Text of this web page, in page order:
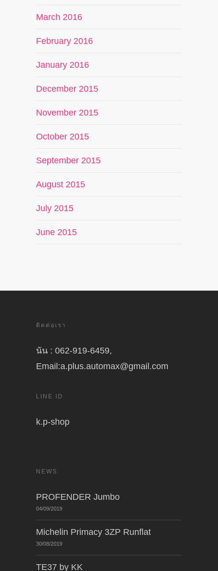
March 2016
February 2016
January 2016
December 2015
November 2015
October 2015
September 2015
August 2015
July 2015
June 2015
ติดต่อเรา
นัน : 062-919-6459,
Email:a.plus.automax@gmail.com
LINE ID
k.p-shop
NEWS
PROFENDER Jumbo
04/09/2019
Michelin Primacy 3ZP Runflat
30/08/2019
TE37 by KK